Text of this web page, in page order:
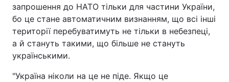
запрошення до НАТО тільки для частини України,
бо це стане автоматичним визнанням, що всі інші
території перебуватимуть не тільки в небезпеці,
а й стануть такими, що більше не стануть
українськими.
"Україна ніколи на це не піде. Якщо це